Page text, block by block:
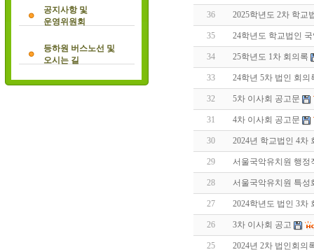
공지사항 및
운영위원회
등하원 버스노선 및
오시는 길
36 2025학년도 2차 학교
35 24학년도 학교법인
34 25학년도 1차 회의록
33 24학년 5차 법인 회의
32 5차 이사회 공고문
31 4차 이사회 공고문
30 2024년 학교법인 4차
29 서울국악유치원 행정
28 서울국악유치원 특성
27 2024학년도 법인 3차
26 3차 이사회 공고
25 2024년 2차 법인회의